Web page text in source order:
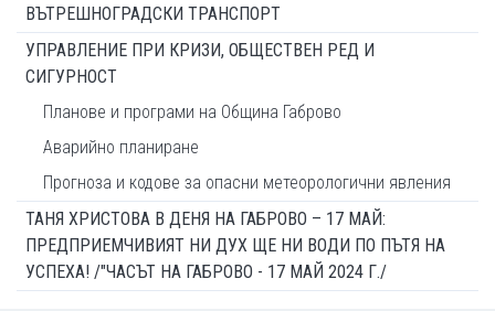
ВЪТРЕШНОГРАДСКИ ТРАНСПОРТ
УПРАВЛЕНИЕ ПРИ КРИЗИ, ОБЩЕСТВЕН РЕД И
СИГУРНОСТ
Планове и програми на Община Габрово
Аварийно планиране
Прогноза и кодове за опасни метеорологични явления
ТАНЯ ХРИСТОВА В ДЕНЯ НА ГАБРОВО – 17 МАЙ:
ПРЕДПРИЕМЧИВИЯТ НИ ДУХ ЩЕ НИ ВОДИ ПО ПЪТЯ НА
УСПЕХА! /"ЧАСЪТ НА ГАБРОВО - 17 МАЙ 2024 Г./